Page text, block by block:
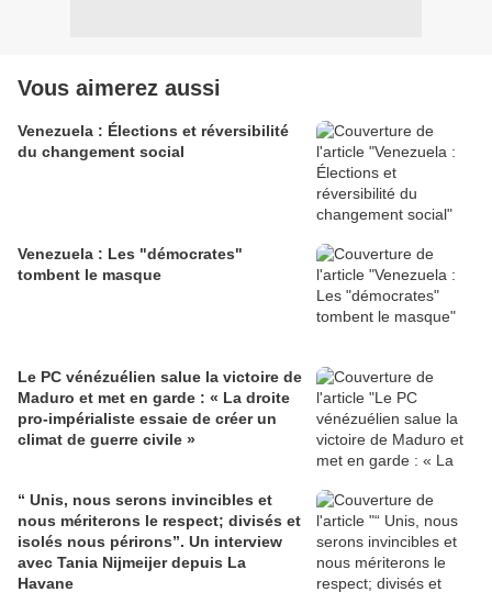
Vous aimerez aussi
Venezuela : Élections et réversibilité
du changement social
Venezuela : Les "démocrates"
tombent le masque
Le PC vénézuélien salue la victoire de
Maduro et met en garde : « La droite
pro-impérialiste essaie de créer un
climat de guerre civile »
“ Unis, nous serons invincibles et
nous mériterons le respect; divisés et
isolés nous périrons”. Un interview
avec Tania Nijmeijer depuis La
Havane